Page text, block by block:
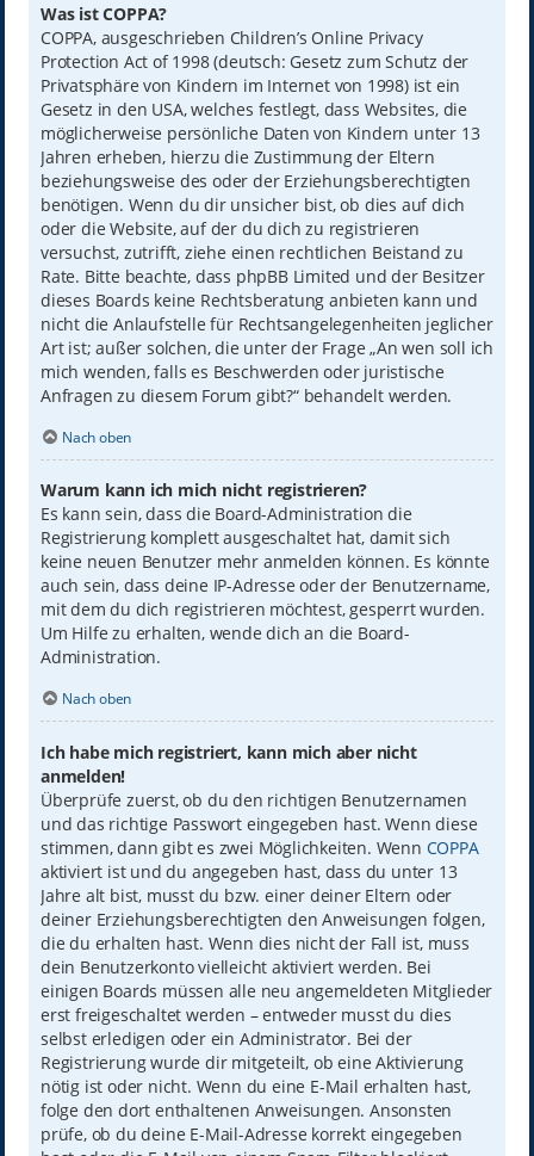
Was ist COPPA?
COPPA, ausgeschrieben Children’s Online Privacy
Protection Act of 1998 (deutsch: Gesetz zum Schutz der
Privatsphäre von Kindern im Internet von 1998) ist ein
Gesetz in den USA, welches festlegt, dass Websites, die
möglicherweise persönliche Daten von Kindern unter 13
Jahren erheben, hierzu die Zustimmung der Eltern
beziehungsweise des oder der Erziehungsberechtigten
benötigen. Wenn du dir unsicher bist, ob dies auf dich
oder die Website, auf der du dich zu registrieren
versuchst, zutrifft, ziehe einen rechtlichen Beistand zu
Rate. Bitte beachte, dass phpBB Limited und der Besitzer
dieses Boards keine Rechtsberatung anbieten kann und
nicht die Anlaufstelle für Rechtsangelegenheiten jeglicher
Art ist; außer solchen, die unter der Frage „An wen soll ich
mich wenden, falls es Beschwerden oder juristische
Anfragen zu diesem Forum gibt?“ behandelt werden.
Nach oben
Warum kann ich mich nicht registrieren?
Es kann sein, dass die Board-Administration die
Registrierung komplett ausgeschaltet hat, damit sich
keine neuen Benutzer mehr anmelden können. Es könnte
auch sein, dass deine IP-Adresse oder der Benutzername,
mit dem du dich registrieren möchtest, gesperrt wurden.
Um Hilfe zu erhalten, wende dich an die Board-
Administration.
Nach oben
Ich habe mich registriert, kann mich aber nicht
anmelden!
Überprüfe zuerst, ob du den richtigen Benutzernamen
und das richtige Passwort eingegeben hast. Wenn diese
stimmen, dann gibt es zwei Möglichkeiten. Wenn COPPA
aktiviert ist und du angegeben hast, dass du unter 13
Jahre alt bist, musst du bzw. einer deiner Eltern oder
deiner Erziehungsberechtigten den Anweisungen folgen,
die du erhalten hast. Wenn dies nicht der Fall ist, muss
dein Benutzerkonto vielleicht aktiviert werden. Bei
einigen Boards müssen alle neu angemeldeten Mitglieder
erst freigeschaltet werden – entweder musst du dies
selbst erledigen oder ein Administrator. Bei der
Registrierung wurde dir mitgeteilt, ob eine Aktivierung
nötig ist oder nicht. Wenn du eine E-Mail erhalten hast,
folge den dort enthaltenen Anweisungen. Ansonsten
prüfe, ob du deine E-Mail-Adresse korrekt eingegeben